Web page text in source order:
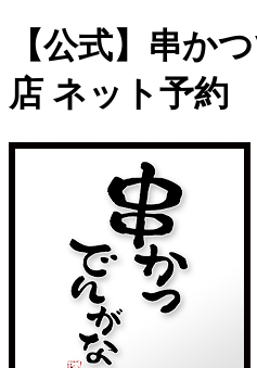
【公式】串か
店 ネット予約